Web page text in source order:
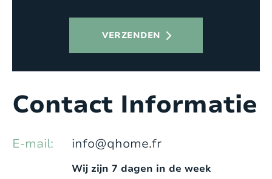
VERZENDEN
Contact Informatie
E-mail: info@qhome.fr
Wij zijn 7 dagen in de week